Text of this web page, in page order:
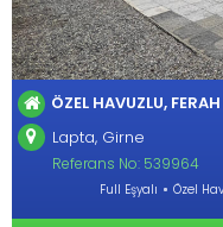
ÖZEL HAVUZLU,
Lapta, Girne
Referans No: 539964
Full Eşyalı Özel